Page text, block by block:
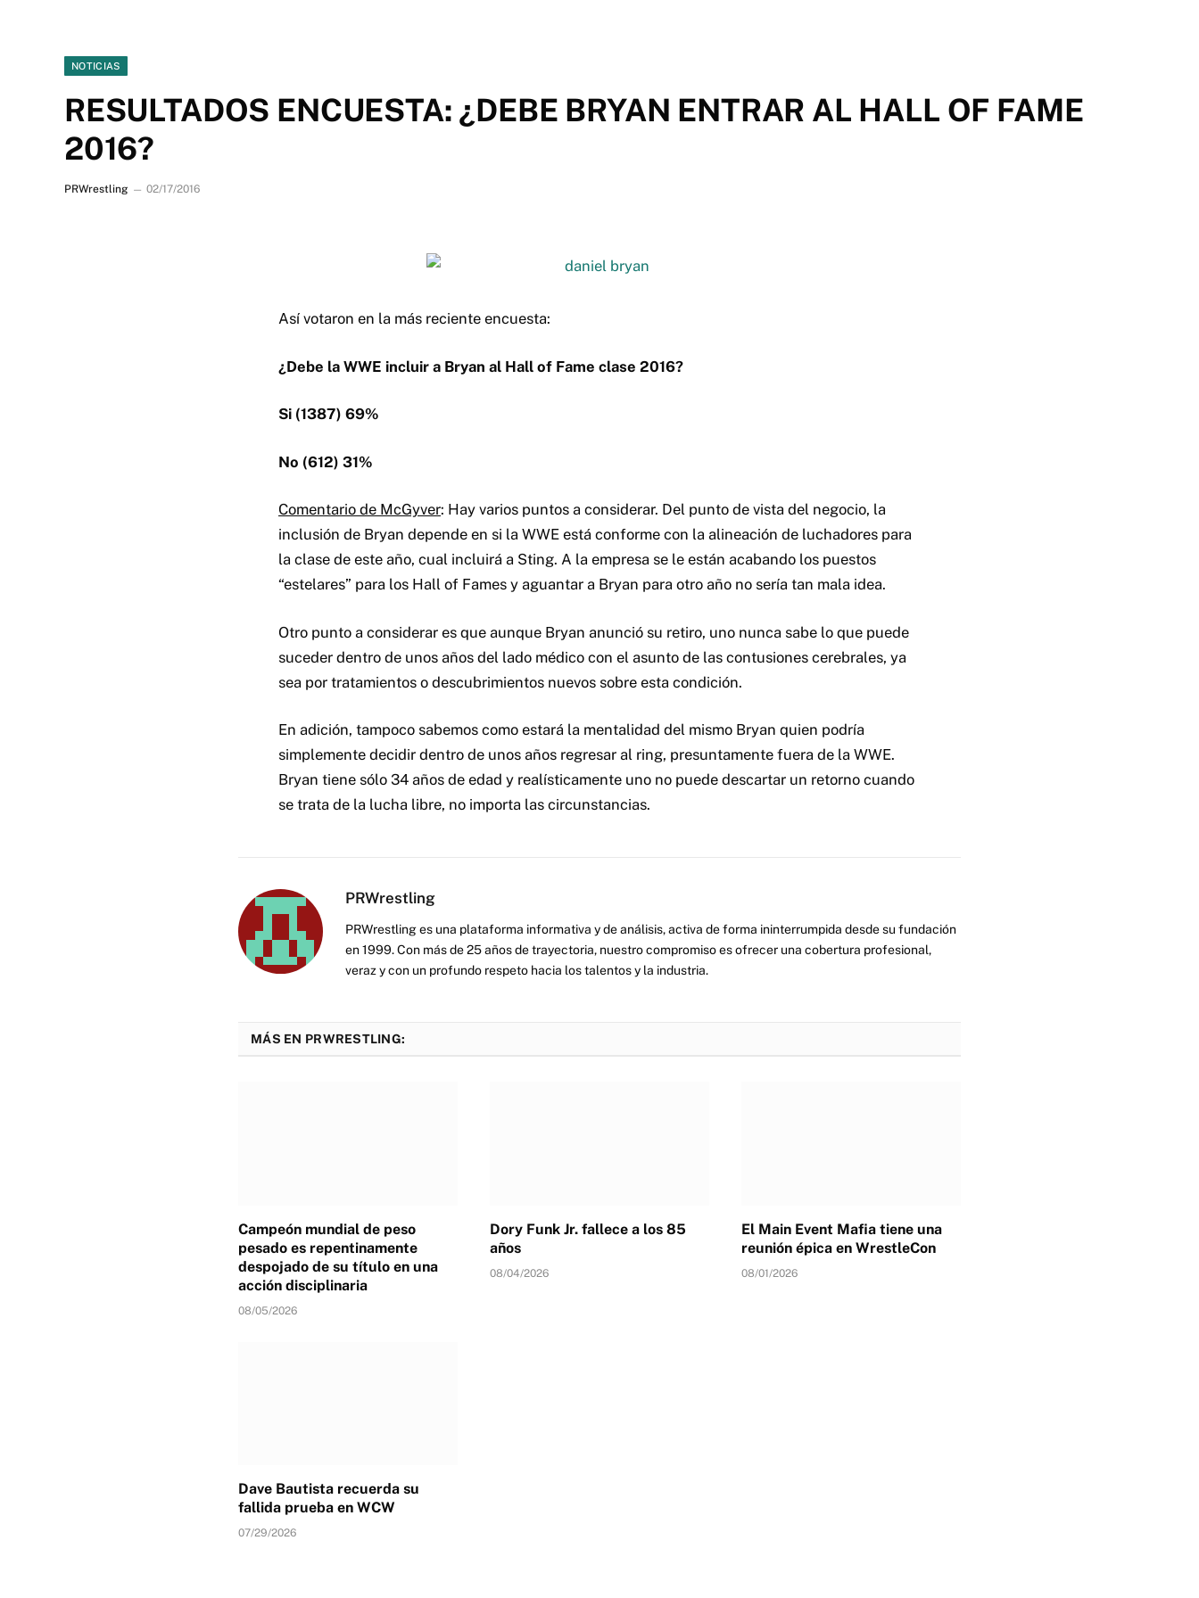
NOTICIAS
RESULTADOS ENCUESTA: ¿DEBE BRYAN ENTRAR AL HALL OF FAME
2016?
PRWrestling 02/17/2016
Así votaron en la más reciente encuesta:
¿Debe la WWE incluir a Bryan al Hall of Fame clase 2016?
Si (1387) 69%
No (612) 31%
Comentario de McGyver: Hay varios puntos a considerar. Del punto de vista del negocio, la
inclusión de Bryan depende en si la WWE está conforme con la alineación de luchadores para
la clase de este año, cual incluirá a Sting. A la empresa se le están acabando los puestos
“estelares” para los Hall of Fames y aguantar a Bryan para otro año no sería tan mala idea.
Otro punto a considerar es que aunque Bryan anunció su retiro, uno nunca sabe lo que puede
suceder dentro de unos años del lado médico con el asunto de las contusiones cerebrales, ya
sea por tratamientos o descubrimientos nuevos sobre esta condición.
En adición, tampoco sabemos como estará la mentalidad del mismo Bryan quien podría
simplemente decidir dentro de unos años regresar al ring, presuntamente fuera de la WWE.
Bryan tiene sólo 34 años de edad y realísticamente uno no puede descartar un retorno cuando
se trata de la lucha libre, no importa las circunstancias.
PRWrestling
PRWrestling es una plataforma informativa y de análisis, activa de forma ininterrumpida desde su fundación
en 1999. Con más de 25 años de trayectoria, nuestro compromiso es ofrecer una cobertura profesional,
veraz y con un profundo respeto hacia los talentos y la industria.
MÁS EN PRWRESTLING:
Campeón mundial de peso
pesado es repentinamente
despojado de su título en una
acción disciplinaria
08/05/2026
Dory Funk Jr. fallece a los 85
años
08/04/2026
El Main Event Mafia tiene una
reunión épica en WrestleCon
08/01/2026
Dave Bautista recuerda su
fallida prueba en WCW
07/29/2026